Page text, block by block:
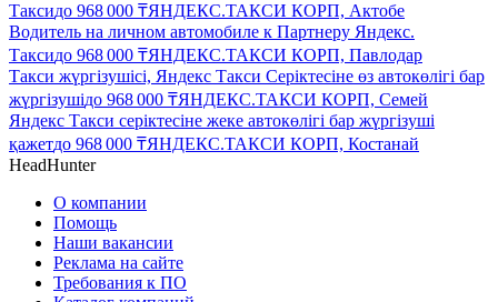
Таксидо 968 000 ₸ЯНДЕКС.ТАКСИ КОРП, Актобе
Водитель на личном автомобиле к Партнеру Яндекс.
Таксидо 968 000 ₸ЯНДЕКС.ТАКСИ КОРП, Павлодар
Такси жүргізушісі, Яндекс Такси Серіктесіне өз автокөлігі бар
жүргізушідо 968 000 ₸ЯНДЕКС.ТАКСИ КОРП, Семей
Яндекс Такси серіктесіне жеке автокөлігі бар жүргізуші
қажетдо 968 000 ₸ЯНДЕКС.ТАКСИ КОРП, Костанай
HeadHunter
О компании
Помощь
Наши вакансии
Реклама на сайте
Требования к ПО